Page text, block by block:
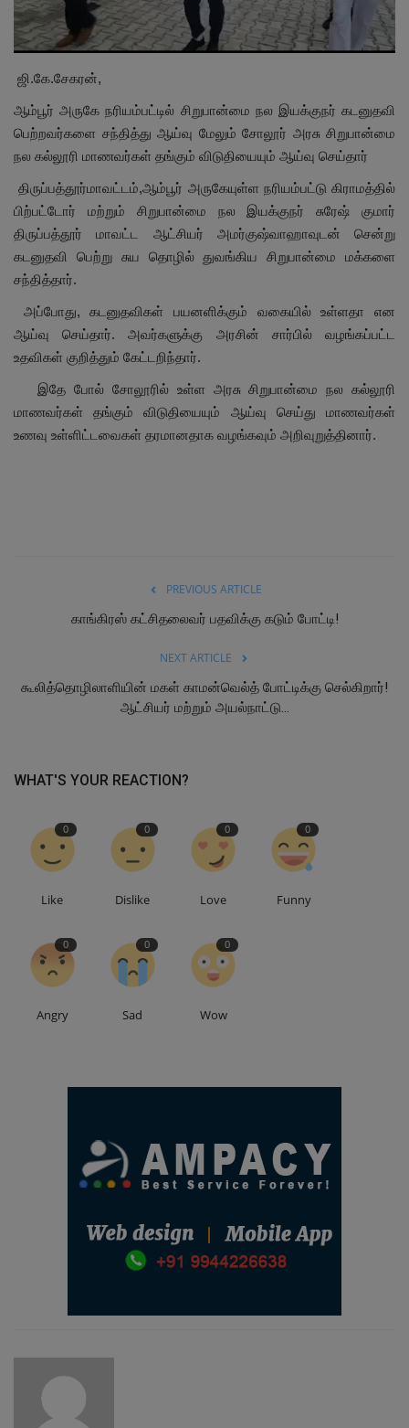
மாநிலம்
சினிமா
நீச்சலடித்து தப்பிய மாமியார்! தண்ணிரில்
மூழ்கிய மருமகள்!
Contact
விளையாட்டு
கிரைம்
ஜி.கே.சேகரன்,
ஆம்பூர் அருகே நரியம்பட்டில் சிறுபான்மை நல இயக்குநர் கடனுதவி
பெற்றவர்களை சந்தித்து ஆய்வு மேலும் சோலூர் அரசு சிறுபான்மை
நல கல்லூரி மாணவர்கள் தங்கும் விடுதியையும் ஆய்வு செய்தார்
திருப்பத்தூர்மாவட்டம்,ஆம்பூர் அருகேயுள்ள நரியம்பட்டு கிராமத்தில்
பிற்பட்டோர் மற்றும் சிறுபான்மை நல இயக்குநர் சுரேஷ் குமார்
திருப்பத்தூர் மாவட்ட ஆட்சியர் அமர்குஷ்வாஹாவுடன் சென்று
கடனுதவி பெற்று சுய தொழில் துவங்கிய சிறுபான்மை மக்களை
சந்தித்தார்.
அப்போது, கடனுதவிகள் பயனளிக்கும் வகையில் உள்ளதா என
ஆய்வு செய்தார். அவர்களுக்கு அரசின் சார்பில் வழங்கப்பட்ட
உதவிகள் குறித்தும் கேட்டறிந்தார்.
இதே போல் சோலூரில் உள்ள அரசு சிறுபான்மை நல கல்லூரி
மாணவர்கள் தங்கும் விடுதியையும் ஆய்வு செய்து மாணவர்கள்
உணவு உள்ளிட்டவைகள் தரமானதாக வழங்கவும் அறிவுறுத்தினார்.
PREVIOUS ARTICLE
காங்கிரஸ் கட்சிதலைவர் பதவிக்கு கடும் போட்டி!
NEXT ARTICLE
கூலித்தொழிலாளியின் மகள் காமன்வெல்த் போட்டிக்கு செல்கிறார்!
ஆட்சியர் மற்றும் அயல்நாட்டு...
WHAT'S YOUR REACTION?
0
Like
0
Dislike
0
Love
0
Funny
0
Angry
0
Sad
0
Wow